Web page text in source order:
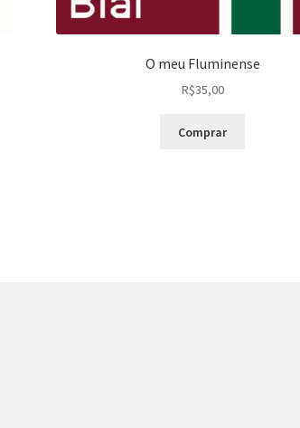
O meu Fluminense
R$35,00
Comprar